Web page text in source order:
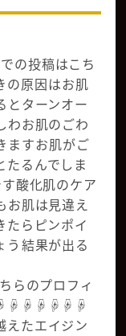
の投稿はこち
の原因は⁡お肌
とターンオー
わお肌のごわ
ます⁡お肌がご
たるんでしま
酸化肌のケア
お肌は見違え
たらピンポイ
う⁡結果が出る
のプロフィ
☟☟☟☟☟☟☟☟
たエイジン